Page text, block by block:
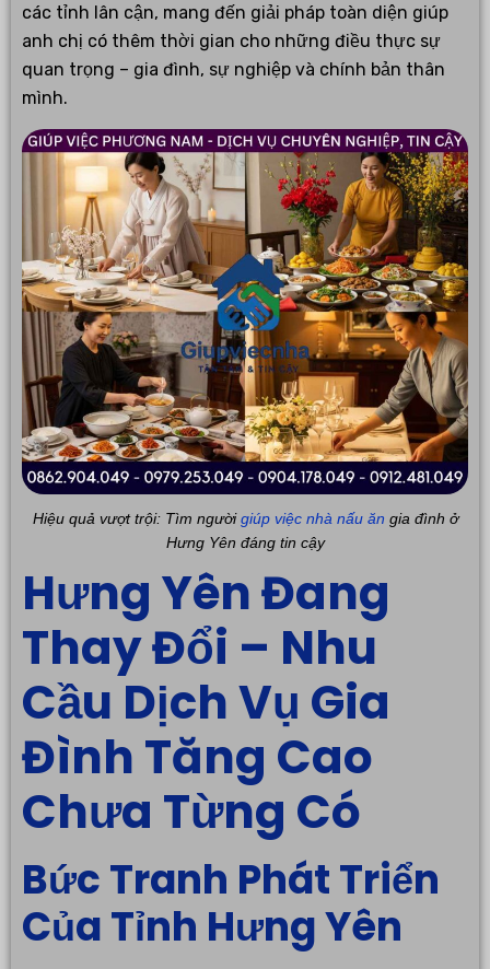
các tỉnh lân cận, mang đến giải pháp toàn diện giúp
anh chị có thêm thời gian cho những điều thực sự
quan trọng – gia đình, sự nghiệp và chính bản thân
mình.
Hiệu quả vượt trội: Tìm ngườigiúp việc nhà nấu ăn gia đình ở
Hưng Yên đáng tin cậy
Hưng Yên Đang
Thay Đổi – Nhu
Cầu Dịch Vụ Gia
Đình Tăng Cao
Chưa Từng Có
Bức Tranh Phát Triển
Của Tỉnh Hưng Yên